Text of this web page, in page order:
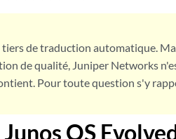
de traduction automatique.
de qualité, Juniper Networks
Pour toute question s'y
OS